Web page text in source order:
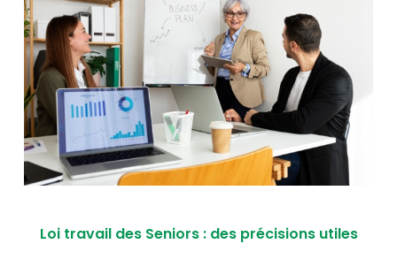
Loi travail des Seniors : des précisions utiles